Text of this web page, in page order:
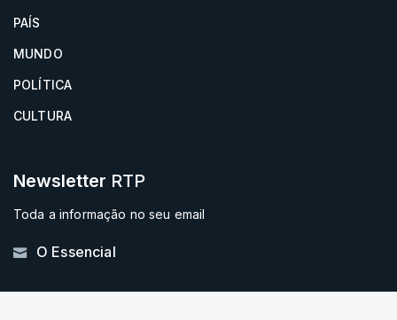
PAÍS
MUNDO
POLÍTICA
CULTURA
Newsletter RTP
Toda a informação no seu email
O Essencial